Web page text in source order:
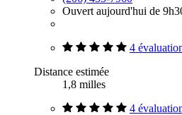
Ouvert aujourd'hui de
4
Distance estimée
1,8 milles
4